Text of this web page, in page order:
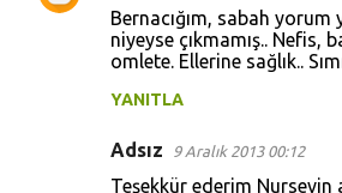
Bernacığım, sabah yorum
niyeyse çıkmamış.. Nefis,
omlete. Ellerine sağlık..
YANITLA
Adsız 9 Aralık 2013 00:12
Teşekkür ederim Nursevin